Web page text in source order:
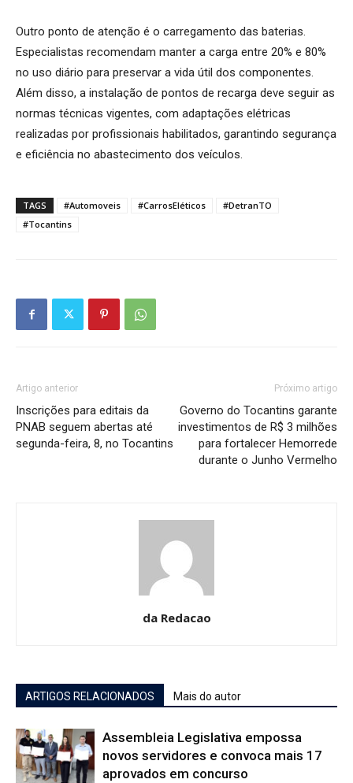
Outro ponto de atenção é o carregamento das baterias.
Especialistas recomendam manter a carga entre 20% e 80%
no uso diário para preservar a vida útil dos componentes.
Além disso, a instalação de pontos de recarga deve seguir as
normas técnicas vigentes, com adaptações elétricas
realizadas por profissionais habilitados, garantindo segurança
e eficiência no abastecimento dos veículos.
TAGS #Automoveis #CarrosEléticos
#DetranTO
#Tocantins
Artigo anterior
Inscrições para editais da
PNAB seguem abertas até
segunda-feira, 8, no Tocantins
Próximo artigo
Governo do Tocantins garante
investimentos de R$ 3 milhões
para fortalecer Hemorrede
durante o Junho Vermelho
da Redacao
ARTIGOS RELACIONADOS Mais do autor
Assembleia Legislativa empossa
novos servidores e convoca mais 17
aprovados em concurso